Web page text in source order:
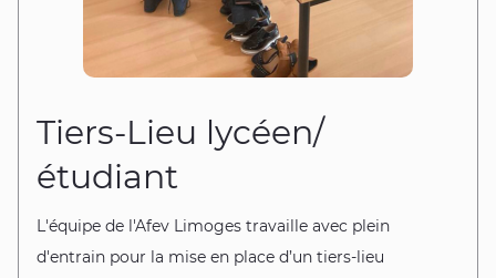
Tiers-Lieu lycéen/
étudiant
L'équipe de l'Afev Limoges travaille avec plein
d'entrain pour la mise en place d’un tiers-lieu